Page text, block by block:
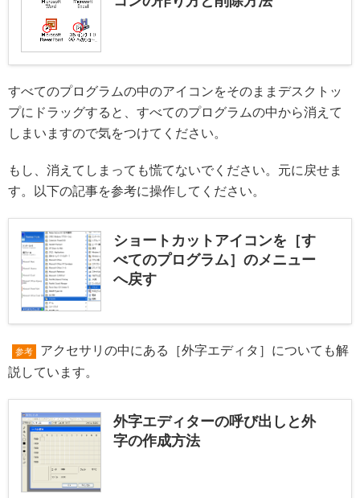
すべてのプログラムの中のアイコンをそのままデスクトッ
プにドラッグすると、すべてのプログラムの中から消えて
しまいますので気をつけてください。
もし、消えてしまっても慌てないでください。元に戻せま
す。以下の記事を参考に操作してください。
ショートカットアイコンを［す
べてのプログラム］のメニュー
へ戻す
参考
アクセサリの中にある［外字エディタ］についても解
説しています。
外字エディターの呼び出しと外
字の作成方法